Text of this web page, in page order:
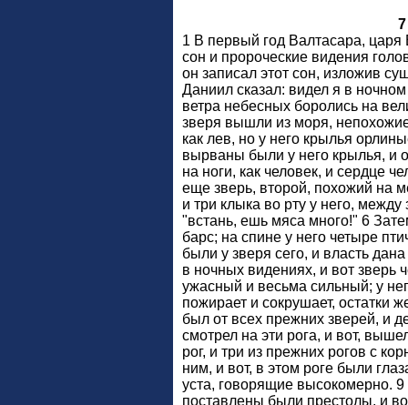
7
1 В первый год Валтасара, царя
сон и пророческие видения
он записал этот сон, изложив
Даниил сказал: видел я в
ветра небесных боролись на
зверя вышли из моря,
как лев, но у него крылья
вырваны были у него крылья, и
на ноги, как человек, и сердце
еще зверь, второй, похожий на
и три клыка во рту у него, между
"встань, ешь мяса много!" 6
барс; на спине у него четыре
были у зверя сего, и власть
в ночных видениях, и вот зверь
ужасный и весьма сильный; у
пожирает и сокрушает, остатки
был от всех прежних зверей, и
смотрел на эти рога, и вот,
рог, и три из прежних рогов с
ним, и вот, в этом роге были
уста, говорящие высокомерно. 9
поставлены были престолы, и